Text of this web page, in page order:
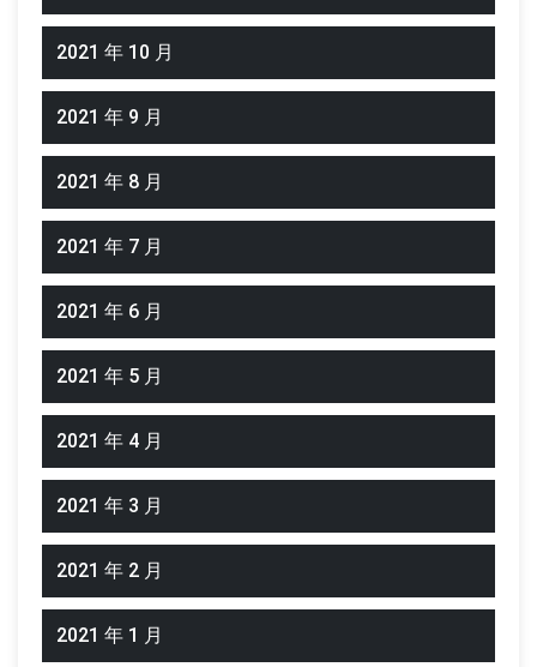
2021 年 10 月
2021 年 9 月
2021 年 8 月
2021 年 7 月
2021 年 6 月
2021 年 5 月
2021 年 4 月
2021 年 3 月
2021 年 2 月
2021 年 1 月